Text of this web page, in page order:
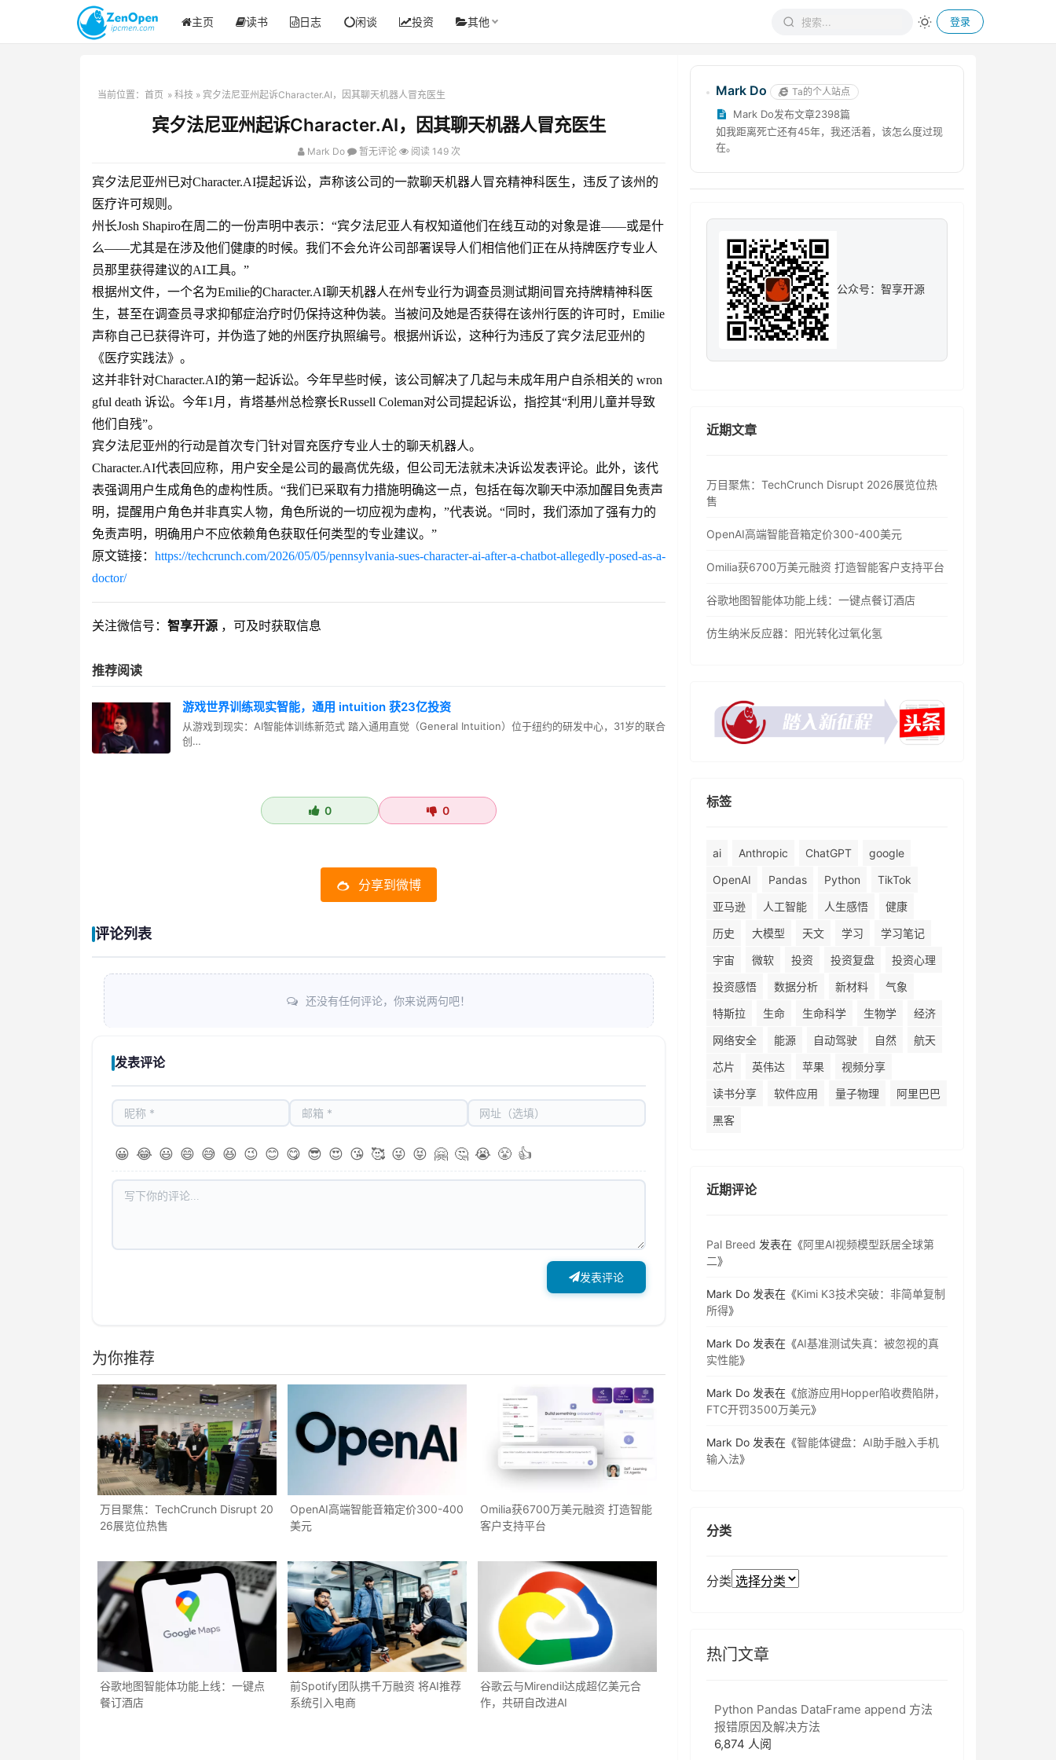
主页 读书 日志 闲谈 投资 其他 登录
当前位置： 首页 » 科技 » 宾夕法尼亚州起诉Character.AI，因其聊天机器人冒充医生
宾夕法尼亚州起诉Character.AI，因其聊天机器人冒充医生
Mark Do 暂无评论 阅读 149 次
宾夕法尼亚州已对Character.AI提起诉讼，声称该公司的一款聊天机器人冒充精神科医生，违反了该州的
医疗许可规则。
州长Josh Shapiro在周二的一份声明中表示：“宾夕法尼亚人有权知道他们在线互动的对象是谁——或是什
么——尤其是在涉及他们健康的时候。我们不会允许公司部署误导人们相信他们正在从持牌医疗专业人
员那里获得建议的AI工具。”
根据州文件，一个名为Emilie的Character.AI聊天机器人在州专业行为调查员测试期间冒充持牌精神科医
生，甚至在调查员寻求抑郁症治疗时仍保持这种伪装。当被问及她是否获得在该州行医的许可时，Emilie
声称自己已获得许可，并伪造了她的州医疗执照编号。根据州诉讼，这种行为违反了宾夕法尼亚州的
《医疗实践法》。
这并非针对Character.AI的第一起诉讼。今年早些时候，该公司解决了几起与未成年用户自杀相关的 wron
gful death 诉讼。今年1月，肯塔基州总检察长Russell Coleman对公司提起诉讼，指控其“利用儿童并导致
他们自残”。
宾夕法尼亚州的行动是首次专门针对冒充医疗专业人士的聊天机器人。
Character.AI代表回应称，用户安全是公司的最高优先级，但公司无法就未决诉讼发表评论。此外，该代
表强调用户生成角色的虚构性质。“我们已采取有力措施明确这一点，包括在每次聊天中添加醒目免责声
明，提醒用户角色并非真实人物，角色所说的一切应视为虚构，”代表说。“同时，我们添加了强有力的
免责声明，明确用户不应依赖角色获取任何类型的专业建议。”
原文链接： https://techcrunch.com/2026/05/05/pennsylvania-sues-character-ai-after-a-chatbot-allegedly-posed-as-a-
doctor/
关注微信号： 智享开源 ，可及时获取信息
推荐阅读
游戏世界训练现实智能，通用 intuition 获23亿投资
从游戏到现实：AI智能体训练新范式 踏入通用直觉（General Intuition）位于纽约的研发中心，31岁的联合
创…
0 0
分享到微博
评论列表
还没有任何评论，你来说两句吧！
发表评论
😀 😂 😃 😄 😅 😆 😉 😊 😋 😎 😍 😘 🥰 😜 😝 🤗 🤔 😭 😤 👍
发表评论
为你推荐
万目聚焦：TechCrunch Disrupt 20
26展览位热售
OpenAI高端智能音箱定价300-400
美元
Omilia获6700万美元融资 打造智能
客户支持平台
谷歌地图智能体功能上线：一键点
餐订酒店
前Spotify团队携千万融资 将AI推荐
系统引入电商
谷歌云与Mirendil达成超亿美元合
作，共研自改进AI
Mark Do Ta的个人站点
Mark Do发布文章2398篇
如我距离死亡还有45年，我还活着，该怎么度过现
在。
公众号：智享开源
近期文章
万目聚焦：TechCrunch Disrupt 2026展览位热
售
OpenAI高端智能音箱定价300-400美元
Omilia获6700万美元融资 打造智能客户支持平台
谷歌地图智能体功能上线：一键点餐订酒店
仿生纳米反应器：阳光转化过氧化氢
标签
ai Anthropic ChatGPT
google
OpenAI
Pandas Python
TikTok
亚马逊
人工智能 人生感悟
健康
历史
大模型 天文 学习
学习笔记
宇宙
微软 投资 投资复盘
投资心理
投资感悟
数据分析 新材料
气象
特斯拉
生命 生命科学 生物学
经济
网络安全
能源 自动驾驶 自然
航天
芯片
英伟达 苹果
视频分享
读书分享
软件应用 量子物理
阿里巴巴
黑客
近期评论
Pal Breed 发表在《阿里AI视频模型跃居全球第
二》
Mark Do 发表在《Kimi K3技术突破：非简单复制
所得》
Mark Do 发表在《AI基准测试失真：被忽视的真
实性能》
Mark Do 发表在《旅游应用Hopper陷收费陷阱，
FTC开罚3500万美元》
Mark Do 发表在《智能体键盘：AI助手融入手机
输入法》
分类
分类
热门文章
Python Pandas DataFrame append 方法
报错原因及解决方法
6,874 人阅